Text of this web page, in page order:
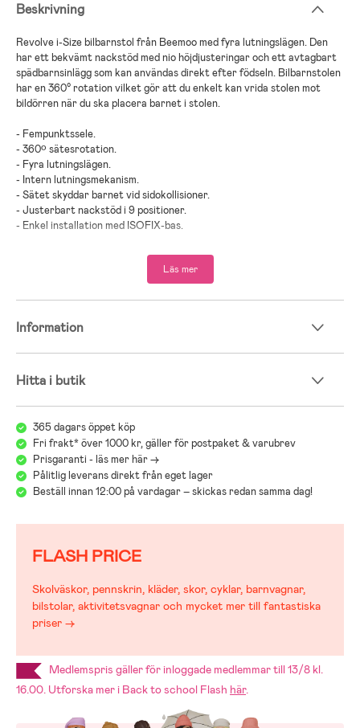
Beskrivning
Revolve i-Size bilbarnstol från Beemoo med fyra lutningslägen. Den
har ett bekvämt nackstöd med nio höjdjusteringar och ett avtagbart
spädbarnsinlägg som kan användas direkt efter födseln. Bilbarnstolen
har en 360° rotation vilket gör att du enkelt kan vrida stolen mot
bildörren när du ska placera barnet i stolen.
- Fempunktssele.
- 360º sätesrotation.
- Fyra lutningslägen.
- Intern lutningsmekanism.
- Sätet skyddar barnet vid sidokollisioner.
- Justerbart nackstöd i 9 positioner.
- Enkel installation med ISOFIX-bas.
- Rekommenderad längd: 40-105 cm.
Hitta rätt bilbarnstol för ditt barn!
Välkommen till vår bilstolsguide, där vi hjälper dig att välja rätt
bilbarnstol för ditt barn. Här hittar du tips om bilbarnstolar, i-Size-
stolar, bakåtvända och framåtvända bilbarnstolar, samt råd om
korrekt installation med ISOFIX eller säkerhetsbälten. Vi förklarar
vikt- och längdrekommendationer, säkerhetsregler och hur man
använder resesystem på ett säkert sätt. Guiden ger dig all
information du behöver för att göra bilresan säker, smidig och bekväm
Gå till Jollyrooms guide om bilbarnstolar
rekommendation att barn ska åka bakåtvänt upp till 4–5 års ålder. En
tidigare men barnet åker alltid säkrast bakåtvänt!
Läs mer
Information
Hitta i butik
365 dagars öppet köp
Fri frakt* över 1000 kr, gäller för postpaket & varubrev
Prisgaranti - läs mer här ->
Pålitlig leverans direkt från eget lager
Beställ innan 12:00 på vardagar – skickas redan samma dag!
FLASH PRICE
Skolväskor, pennskrin, kläder, skor, cyklar, barnvagnar,
bilstolar, aktivitetsvagnar och mycket mer till fantastiska
priser →
Medlemspris gäller för inloggade medlemmar till 13/8 kl.
16.00. Utforska mer i Back to school Flash här.